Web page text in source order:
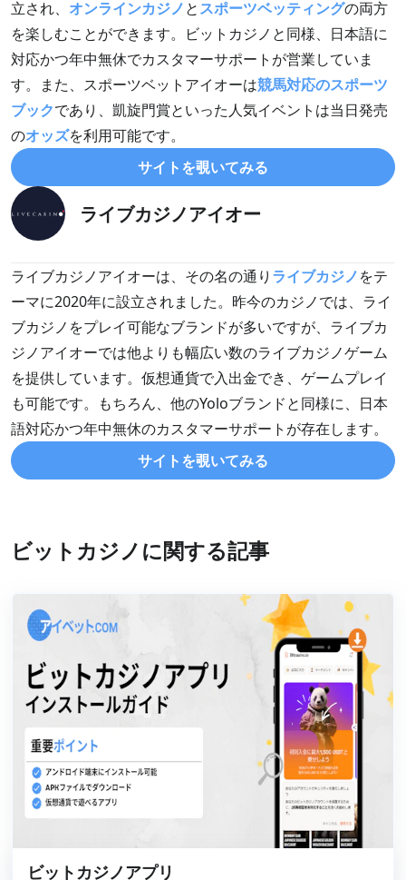
立され、 オンラインカジノとスポーツベッティングの両方
を楽しむことができます。ビットカジノと同様、日本語に
対応かつ年中無休でカスタマーサポートが営業していま
す。また、スポーツベットアイオーは競馬対応のスポーツ
ブックであり、凱旋門賞といった人気イベントは当日発売
のオッズを利用可能です。
サイトを覗いてみる
ライブカジノアイオー
ライブカジノアイオーは、その名の通り ライブカジノをテ
ーマに2020年に設立されました。昨今のカジノでは、ライ
ブカジノをプレイ可能なブランドが多いですが、ライブカ
ジノアイオーでは他よりも幅広い数のライブカジノゲーム
を提供しています。仮想通貨で入出金でき、ゲームプレイ
も可能です。もちろん、他のYoloブランドと同様に、日本
語対応かつ年中無休のカスタマーサポートが存在します。
サイトを覗いてみる
ビットカジノに関する記事
ビットカジノアプリ